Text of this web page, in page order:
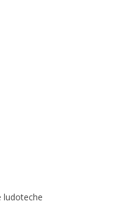
ludoteche